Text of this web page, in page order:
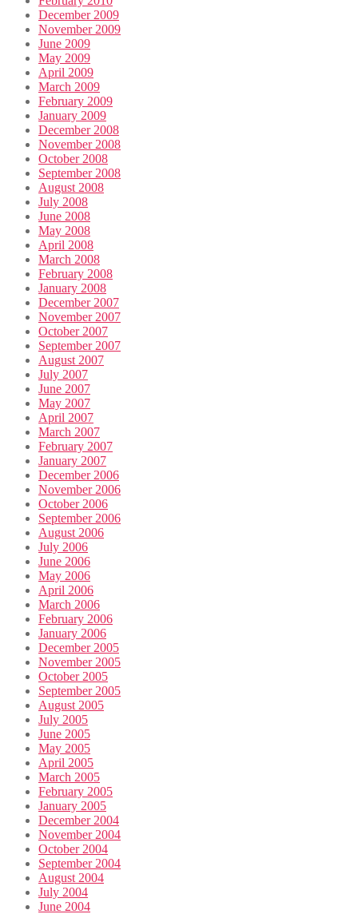
December 2009
November 2009
June 2009
May 2009
April 2009
March 2009
February 2009
January 2009
December 2008
November 2008
October 2008
September 2008
August 2008
July 2008
June 2008
May 2008
April 2008
March 2008
February 2008
January 2008
December 2007
November 2007
October 2007
September 2007
August 2007
July 2007
June 2007
May 2007
April 2007
March 2007
February 2007
January 2007
December 2006
November 2006
October 2006
September 2006
August 2006
July 2006
June 2006
May 2006
April 2006
March 2006
February 2006
January 2006
December 2005
November 2005
October 2005
September 2005
August 2005
July 2005
June 2005
May 2005
April 2005
March 2005
February 2005
January 2005
December 2004
November 2004
October 2004
September 2004
August 2004
July 2004
June 2004